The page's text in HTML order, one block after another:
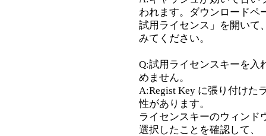
われます。ダウンロードペ
試用ライセンス」を開いて
みてください。
Q:試用ライセンスキーを入
めません。
A:Regist Key に張り付けた
性があります。
ライセンスキーのウィンド
選択したことを確認して、